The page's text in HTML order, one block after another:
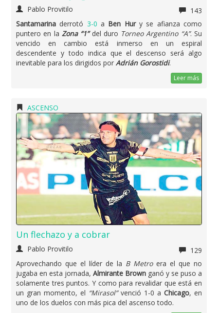
Pablo Provitilo
143
Santamarina derrotó 3-0 a Ben Hury se afianza como
puntero en la Zona “1”del duro Torneo Argentino “A”. Su
vencido en cambio está inmerso en un espiral
descendente y todo indica que el descenso será algo
inevitable para los dirigidos por Adrián Gorostidi.
Leer más
ASCENSO
Un flechazo y a cobrar
Pablo Provitilo
129
Aprovechando que el líder de la B Metroera el que no
jugaba en esta jornada, Almirante Brown ganó y se puso a
solamente tres puntos. Y como para revalidar que está en
un gran momento, el “Mirasol”venció 1-0 a Chicago, en
uno de los duelos con más pica del ascenso todo.